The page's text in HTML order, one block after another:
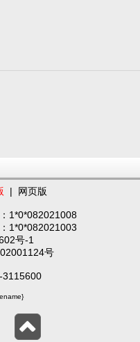
| 网页版
1*0*082021008
1*0*082021003
号-1
号
3115600